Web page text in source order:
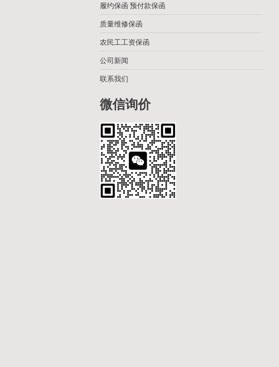
履约保函 预付款保函
质量维修保函
农民工工资保函
公司新闻
联系我们
微信询价